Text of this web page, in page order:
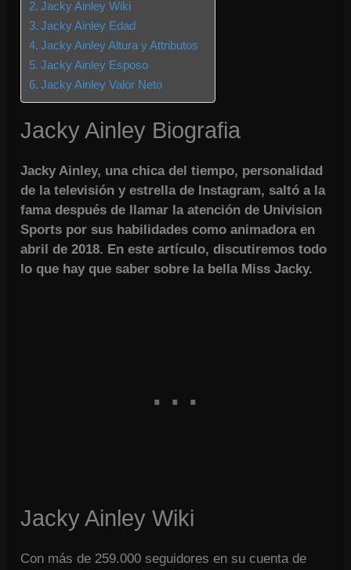
Jacky Ainley Wiki
Jacky Ainley Edad
Jacky Ainley Altura y Attributos
Jacky Ainley Esposo
Jacky Ainley Valor Neto
Jacky Ainley Biografia
Jacky Ainley, una chica del tiempo, personalidad
de la televisión y estrella de Instagram, saltó a la
fama después de llamar la atención de Univision
Sports por sus habilidades como animadora en
abril de 2018. En este artículo, discutiremos todo
lo que hay que saber sobre la bella Miss Jacky.
Jacky Ainley Wiki
Con más de 259.000 seguidores en su cuenta de